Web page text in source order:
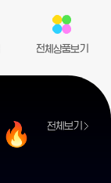
전체상품보기
전체보기